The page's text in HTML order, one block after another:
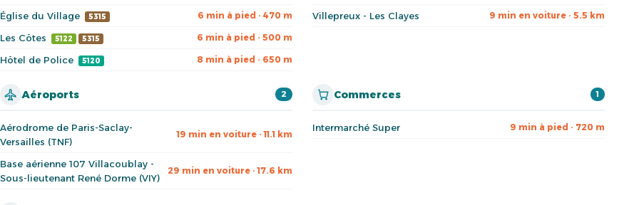
Église du Village 5315 6 min à pied · 470 m
Les Côtes 5122 5315 6 min à pied · 500 m
Hôtel de Police 5120 8 min à pied · 650 m
Villepreux - Les Clayes 9 min en voiture · 5.5 km
Aéroports 2
Aérodrome de Paris-Saclay-
Versailles (TNF)
19 min en voiture · 11.1 km
Base aérienne 107 Villacoublay -
Sous-lieutenant René Dorme (VIY)
29 min en voiture · 17.6 km
Commerces 1
Intermarché Super 9 min à pied · 720 m